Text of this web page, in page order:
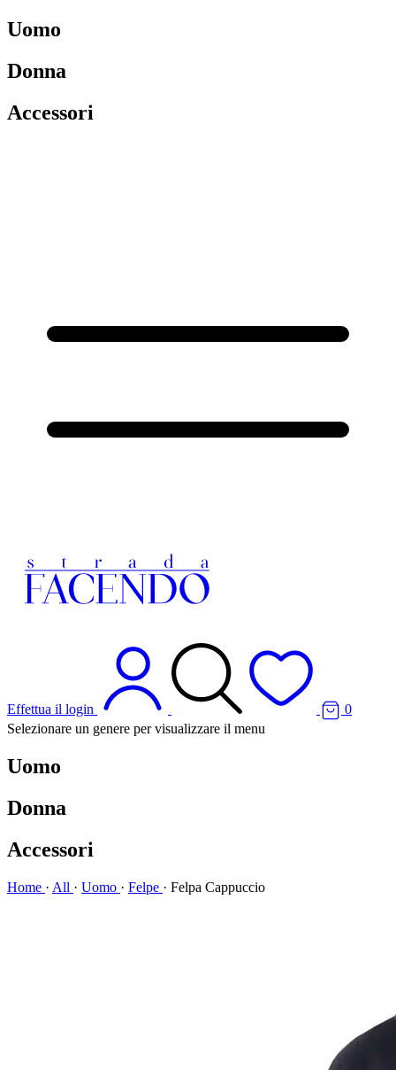
Uomo
Donna
Accessori
Effettua il login
0
Selezionare un genere per visualizzare il menu
Uomo
Donna
Accessori
Home · All · Uomo · Felpe · Felpa Cappuccio